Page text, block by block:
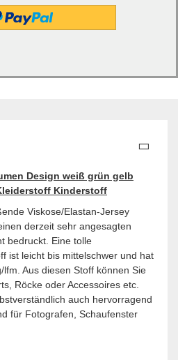
Design weiß grün gelb
Kinderstoff
Viskose/Elastan-Jersey
derzeit sehr angesagten
bedruckt. Eine tolle
ist leicht bis mittelschwer und hat
Aus diesen Stoff können Sie
Röcke oder Accessoires etc.
auch hervorragend
für Fotografen, Schaufenster